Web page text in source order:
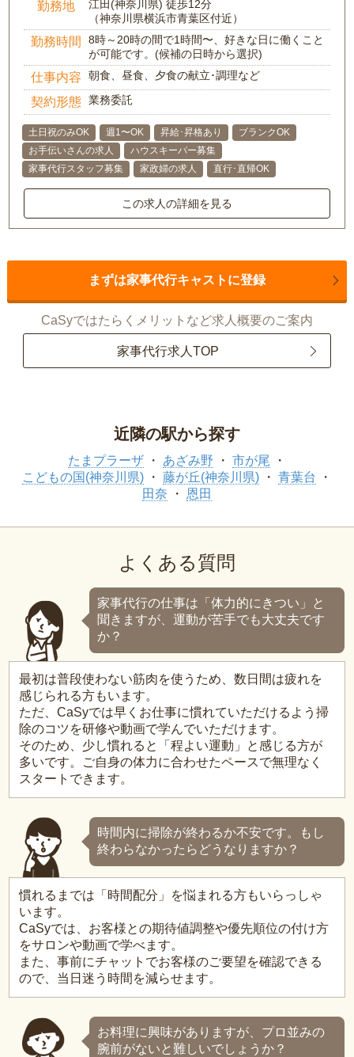
勤務地
江田(神奈川県) 徒歩12分
（神奈川県横浜市青葉区付近）
勤務時間
8時～20時の間で1時間〜、好きな日に働くこと
が可能です。(候補の日時から選択)
仕事内容 朝食、昼食、夕食の献立･調理など
契約形態 業務委託
土日祝のみOK 週1〜OK 昇給･昇格あり
ブランクOK
お手伝いさんの求人
ハウスキーパー募集
家事代行スタッフ募集
家政婦の求人 直行･直帰OK
この求人の詳細を見る
まずは家事代行キャストに登録
CaSyではたらくメリットなど求人概要のご案内
家事代行求人TOP
近隣の駅から探す
たまプラーザ あざみ野
市が尾
こどもの国(神奈川県)
藤が丘(神奈川県)
青葉台
田奈
恩田
よくある質問
家事代行の仕事は「体力的にきつい」と
聞きますが、運動が苦手でも大丈夫です
か？
最初は普段使わない筋肉を使うため、数日間は疲れを
感じられる方もいます。
ただ、CaSyでは早くお仕事に慣れていただけるよう掃
除のコツを研修や動画で学んでいただけます。
そのため、少し慣れると「程よい運動」と感じる方が
多いです。ご自身の体力に合わせたペースで無理なく
スタートできます。
時間内に掃除が終わるか不安です。もし
終わらなかったらどうなりますか？
慣れるまでは「時間配分」を悩まれる方もいらっしゃ
います。
CaSyでは、お客様との期待値調整や優先順位の付け方
をサロンや動画で学べます。
また、事前にチャットでお客様のご要望を確認できる
ので、当日迷う時間を減らせます。
お料理に興味がありますが、プロ並みの
腕前がないと難しいでしょうか？